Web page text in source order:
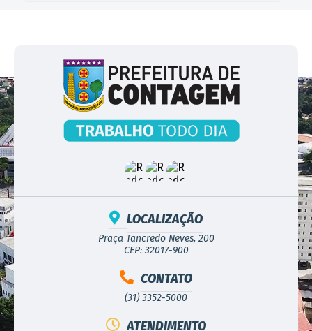
LOCALIZAÇÃO
Praça Tancredo Neves, 200
CEP: 32017-900
CONTATO
(31) 3352-5000
ATENDIMENTO